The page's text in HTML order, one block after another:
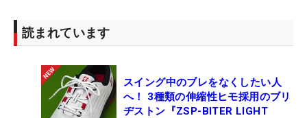
読まれています
スイング中のブレをなくしたい人
へ！ 3種類の伸縮性ヒモ採用のブリ
ヂストン『ZSP-BITER LIGHT